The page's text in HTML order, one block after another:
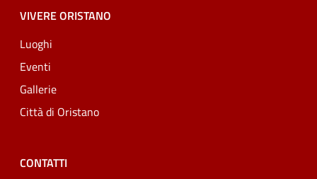
VIVERE ORISTANO
Luoghi
Eventi
Gallerie
Città di Oristano
CONTATTI